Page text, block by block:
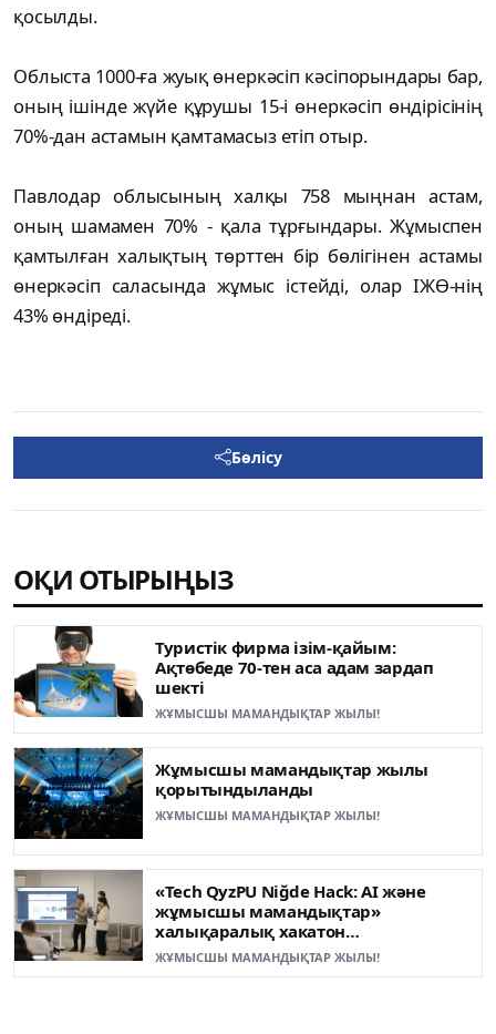
қосылды.
Облыста 1000-ға жуық өнеркәсіп кәсіпорындары бар,
оның ішінде жүйе құрушы 15-і өнеркәсіп өндірісінің
70%-дан астамын қамтамасыз етіп отыр.
Павлодар облысының халқы 758 мыңнан астам,
оның шамамен 70% - қала тұрғындары. Жұмыспен
қамтылған халықтың төрттен бір бөлігінен астамы
өнеркәсіп саласында жұмыс істейді, олар ІЖӨ-нің
43% өндіреді.
Бөлісу
ОҚИ ОТЫРЫҢЫЗ
Туристік фирма ізім-қайым:
Ақтөбеде 70-тен аса адам зардап
шекті
ЖҰМЫСШЫ МАМАНДЫҚТАР ЖЫЛЫ!
Жұмысшы мамандықтар жылы
қорытындыланды
ЖҰМЫСШЫ МАМАНДЫҚТАР ЖЫЛЫ!
«Tech QyzPU Niğde Hack: AI және
жұмысшы мамандықтар»
халықаралық хакатон
жеңімпаздары анықталды
ЖҰМЫСШЫ МАМАНДЫҚТАР ЖЫЛЫ!